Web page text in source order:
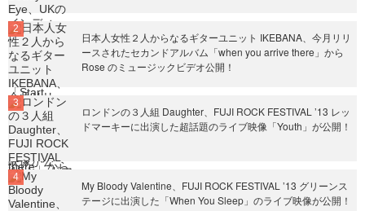
日本人女性２人からなるギターユニット IKEBANA、今月リリ
ースされたセカンドアルバム「when you arrive there」から
Rose のミュージックビデオ公開！
ロンドンの３人組 Daughter、FUJI ROCK FESTIVAL ’13 レッ
ドマーキーに出演した超話題のライブ映像「Youth」が公開！
My Bloody Valentine、FUJI ROCK FESTIVAL ’13 グリーンス
テージに出演した「When You Sleep」のライブ映像が公開！